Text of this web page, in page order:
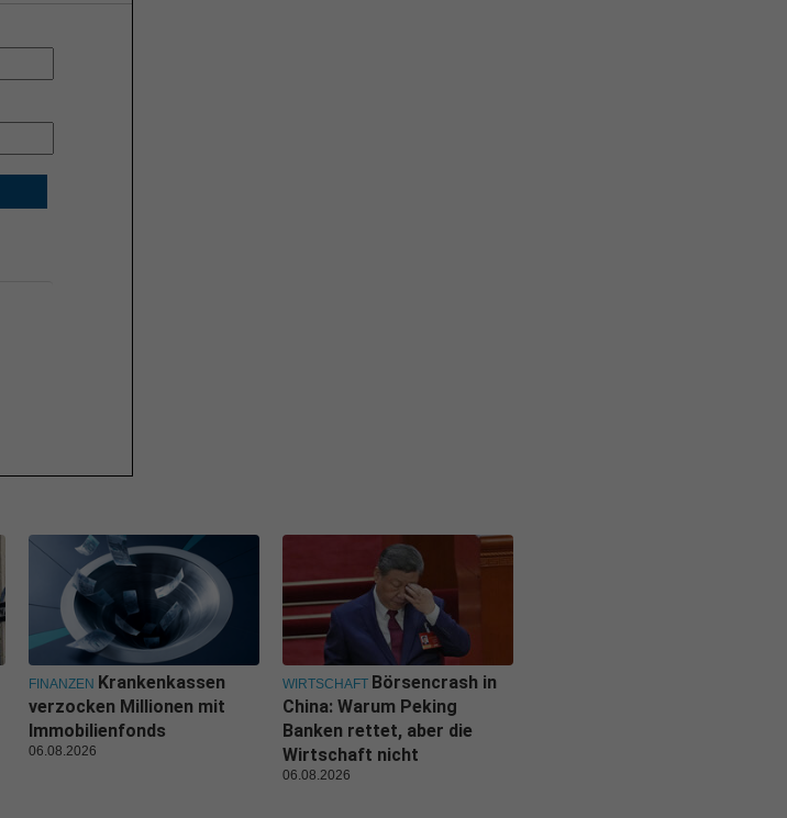
FINANZEN Krankenkassen
verzocken Millionen mit
Immobilienfonds
06.08.2026
WIRTSCHAFT Börsencrash in
China: Warum Peking
Banken rettet, aber die
Wirtschaft nicht
06.08.2026